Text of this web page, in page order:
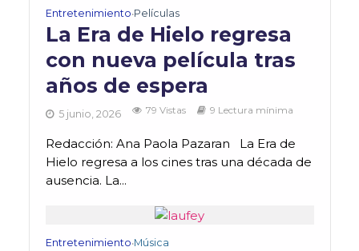
Entretenimiento•Películas
La Era de Hielo regresa
con nueva película tras
años de espera
5 junio, 2026 79 Vistas 9 Lectura mínima
Redacción: Ana Paola Pazaran La Era de
Hielo regresa a los cines tras una década de
ausencia. La...
Entretenimiento•Música